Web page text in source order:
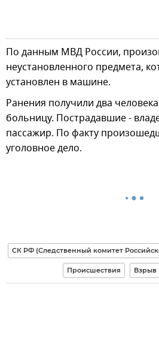
По данным МВД России,
неустановленного предмета,
установлен в машине.
Ранения получили два
больницу. Пострадавшие -
пассажир. По факту
уголовное дело.
СК РФ (Следственный комитет
Происшествия Взрыв